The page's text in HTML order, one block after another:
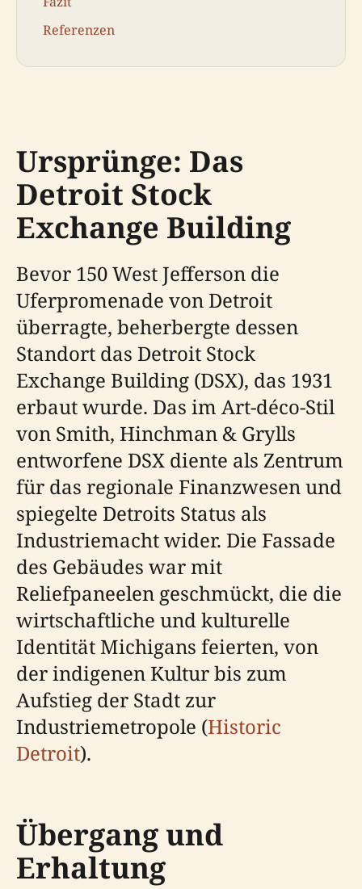
Referenzen
Ursprünge: Das
Detroit Stock
Exchange Building
Bevor 150 West Jefferson die
Uferpromenade von Detroit
überragte, beherbergte dessen
Standort das Detroit Stock
Exchange Building (DSX), das 1931
erbaut wurde. Das im Art-déco-Stil
von Smith, Hinchman & Grylls
entworfene DSX diente als Zentrum
für das regionale Finanzwesen und
spiegelte Detroits Status als
Industriemacht wider. Die Fassade
des Gebäudes war mit
Reliefpaneelen geschmückt, die die
wirtschaftliche und kulturelle
Identität Michigans feierten, von
der indigenen Kultur bis zum
Aufstieg der Stadt zur
Industriemetropole (Historic
Detroit).
Übergang und
Erhaltung